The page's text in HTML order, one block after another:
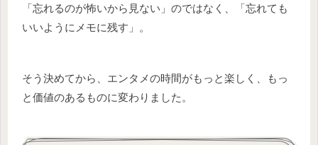
「忘れるのが怖いから見ない」のではなく、「忘れても
いいようにメモに残す」。
そう決めてから、エンタメの時間がもっと楽しく、もっ
と価値のあるものに変わりました。